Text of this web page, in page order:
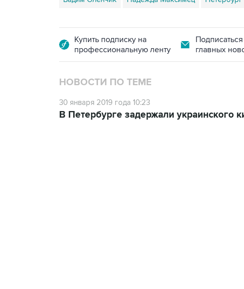
Купить подписку на
профессиональную ленту
главных
НОВОСТИ ПО ТЕМЕ
30 января 2019 года 10:23
В Петербурге задержали украинского